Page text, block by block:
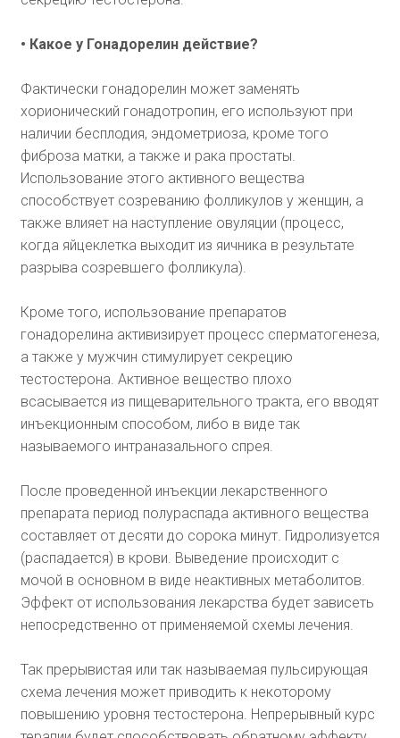
• Какое у Гонадорелин действие?
Фактически гонадорелин может заменять
хорионический гонадотропин, его используют при
наличии бесплодия, эндометриоза, кроме того
фиброза матки, а также и рака простаты.
Использование этого активного вещества
способствует созреванию фолликулов у женщин, а
также влияет на наступление овуляции (процесс,
когда яйцеклетка выходит из яичника в результате
разрыва созревшего фолликула).
Кроме того, использование препаратов
гонадорелина активизирует процесс сперматогенеза,
а также у мужчин стимулирует секрецию
тестостерона. Активное вещество плохо
всасывается из пищеварительного тракта, его вводят
инъекционным способом, либо в виде так
называемого интраназального спрея.
После проведенной инъекции лекарственного
препарата период полураспада активного вещества
составляет от десяти до сорока минут. Гидролизуется
(распадается) в крови. Выведение происходит с
мочой в основном в виде неактивных метаболитов.
Эффект от использования лекарства будет зависеть
непосредственно от применяемой схемы лечения.
Так прерывистая или так называемая пульсирующая
схема лечения может приводить к некоторому
повышению уровня тестостерона. Непрерывный курс